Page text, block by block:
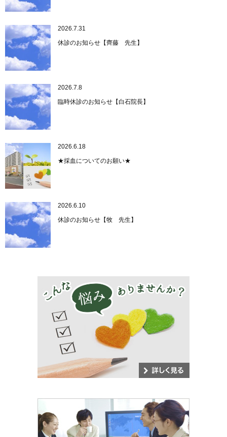
休診のお知らせ【齊藤 先生】
2026.7.31
臨時休診のお知らせ【白石院長】
2026.7.8
★採血についてのお願い★
2026.6.18
休診のお知らせ【牧 先生】
2026.6.10